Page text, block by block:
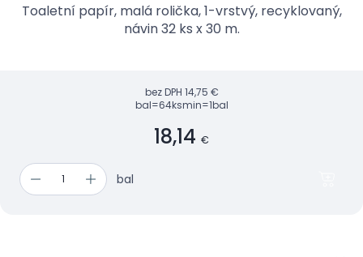
Toaletní papír, malá rolička, 1-vrstvý, recyklovaný,
návin 32 ks x 30 m.
bez DPH 14,75 €
bal=64ksmin=1bal
18,14 €
bal